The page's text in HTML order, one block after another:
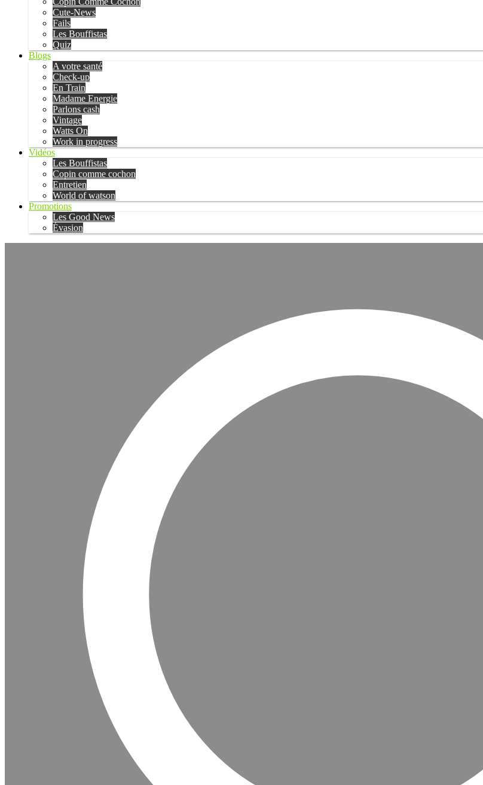
Cute-News
Fails
Les Bouffistas
Quiz
Blogs
A votre santé
Check-up
En Train
Madame Energie
Parlons cash
Vintage
Watts On
Work in progress
Vidéos
Les Bouffistas
Copin comme cochon
Entretien
World of watson
Promotions
Les Good News
Évasion